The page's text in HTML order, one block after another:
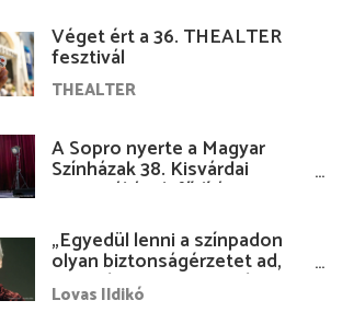
Véget ért a 36. THEALTER
fesztivál
THEALTER
A Sopro nyerte a Magyar
Színházak 38. Kisvárdai
Fesztiváljának fődíját
„Egyedül lenni a színpadon
olyan biztonságérzetet ad,
hogy lám, mindenki más
nélkül is megvagyok
Lovas Ildikó